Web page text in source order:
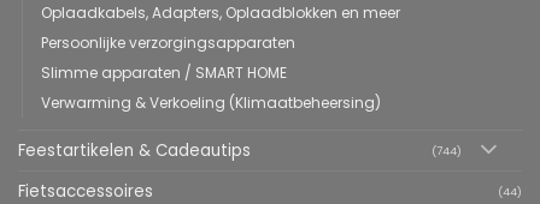
Oplaadkabels, Adapters, Oplaadblokken en meer
Persoonlijke verzorgingsapparaten
Slimme apparaten / SMART HOME
Verwarming & Verkoeling (Klimaatbeheersing)
Feestartikelen & Cadeautips (744)
Fietsaccessoires (44)